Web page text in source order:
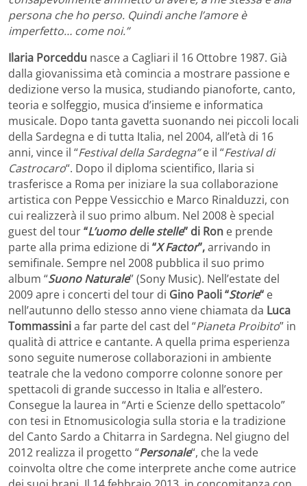
persona che ho perso. Quindi anche l’amore è
imperfetto… come noi.”
Ilaria Porceddu nasce a Cagliari il 16 Ottobre 1987. Già
dalla giovanissima età comincia a mostrare passione e
dedizione verso la musica, studiando pianoforte, canto,
teoria e solfeggio, musica d’insieme e informatica
musicale. Dopo tanta gavetta suonando nei piccoli locali
della Sardegna e di tutta Italia, nel 2004, all’età di 16
anni, vince il “Festival della Sardegna”e il “Festival di
Castrocaro“. Dopo il diploma scientifico, Ilaria si
trasferisce a Roma per iniziare la sua collaborazione
artistica con Peppe Vessicchio e Marco Rinalduzzi, con
cui realizzerà il suo primo album. Nel 2008 è special
guest del tour“L’uomo delle stelle” di Ron e prende
parte alla prima edizione di “X Factor”,arrivando in
semifinale. Sempre nel 2008 pubblica il suo primo
album “Suono Naturale” (Sony Music). Nell’estate del
2009 apre i concerti del tour di Gino Paoli “Storie“ e
nell’autunno dello stesso anno viene chiamata da Luca
Tommassinia far parte del cast del “Pianeta Proibito” in
qualità di attrice e cantante. A quella prima esperienza
sono seguite numerose collaborazioni in ambiente
teatrale che la vedono comporre colonne sonore per
spettacoli di grande successo in Italia e all’estero.
Consegue la laurea in “Arti e Scienze dello spettacolo”
con tesi in Etnomusicologia sulla storia e la tradizione
del Canto Sardo a Chitarra in Sardegna. Nel giugno del
2012 realizza il progetto “Personale“, che la vede
coinvolta oltre che come interprete anche come autrice